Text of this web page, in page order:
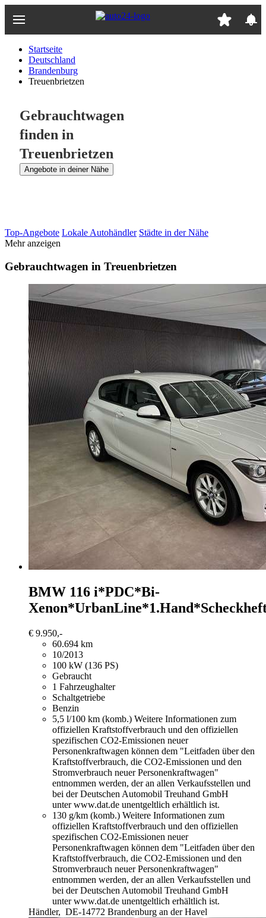
Hauptinhalt
Startseite
Deutschland
Brandenburg
Treuenbrietzen
Gebrauchtwagen
finden in
Treuenbrietzen
Angebote in deiner Nähe
Top-Angebote Lokale Autohändler Städte in der Nähe
Mehr anzeigen
Gebrauchtwagen in Treuenbrietzen
BMW 116 i*PDC*Bi-
€ 9.950,-
60.694 km
10/2013
100 kW (136 PS)
Gebraucht
1 Fahrzeughalter
Schaltgetriebe
Benzin
5,5 l/100 km (komb.) Weitere Informationen zum
offiziellen Kraftstoffverbrauch und den offiziellen
spezifischen CO2-Emissionen neuer
Personenkraftwagen können dem "Leitfaden über den
Kraftstoffverbrauch, die CO2-Emissionen und den
Stromverbrauch neuer Personenkraftwagen"
entnommen werden, der an allen Verkaufsstellen und
bei der Deutschen Automobil Treuhand GmbH
unter www.dat.de unentgeltlich erhältlich ist.
130 g/km (komb.) Weitere Informationen zum
offiziellen Kraftstoffverbrauch und den offiziellen
spezifischen CO2-Emissionen neuer
Personenkraftwagen können dem "Leitfaden über den
Kraftstoffverbrauch, die CO2-Emissionen und den
Stromverbrauch neuer Personenkraftwagen"
entnommen werden, der an allen Verkaufsstellen und
bei der Deutschen Automobil Treuhand GmbH
unter www.dat.de unentgeltlich erhältlich ist.
Händler, DE-14772 Brandenburg an der Havel